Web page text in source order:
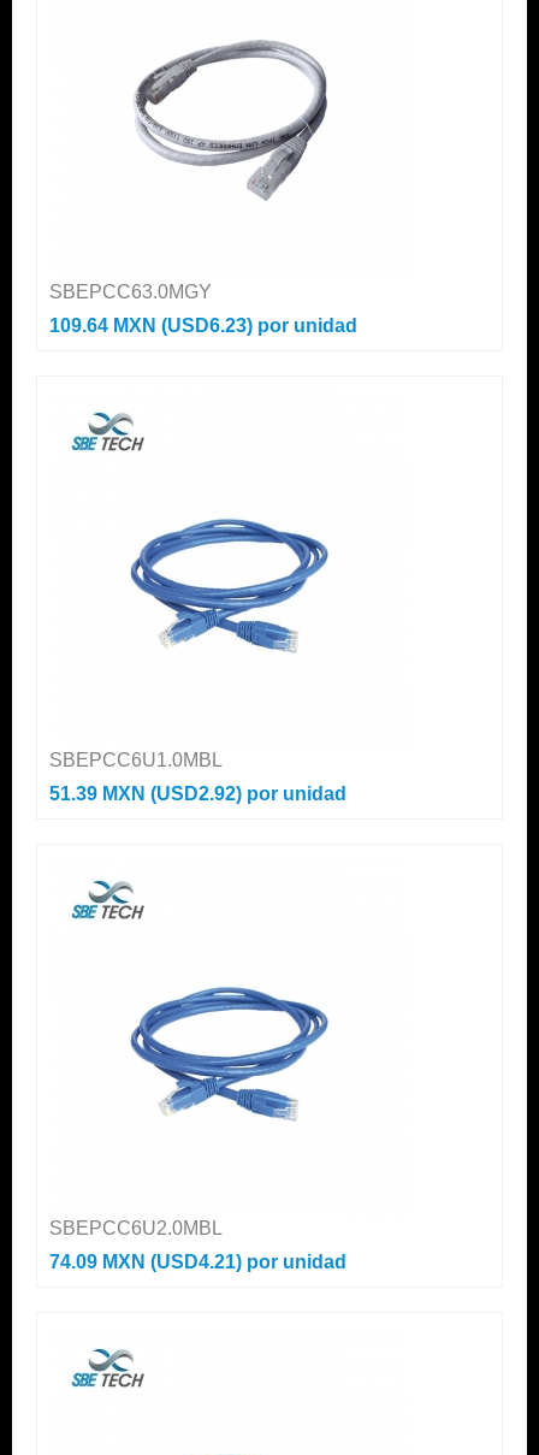
SBEPCC63.0MGY
109.64 MXN (USD6.23) por unidad
SBEPCC6U1.0MBL
51.39 MXN (USD2.92) por unidad
SBEPCC6U2.0MBL
74.09 MXN (USD4.21) por unidad